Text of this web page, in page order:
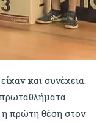
και συνέχεια.
πρώτη θέση στον